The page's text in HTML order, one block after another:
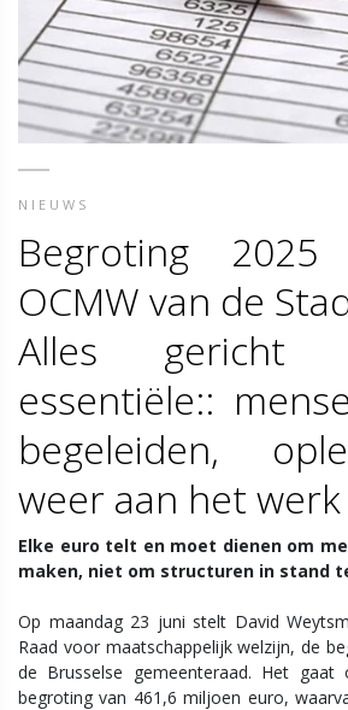
NIEUWS
Begroting
OCMW van de
Alles
essentiële::
begeleiden,
weer aan het
Elke euro telt en moet dienen om
maken, niet om structuren in stand
Op maandag 23 juni stelt David
Raad voor maatschappelijk welzijn, de
de Brusselse gemeenteraad. Het gaat
begroting van 461,6 miljoen euro,